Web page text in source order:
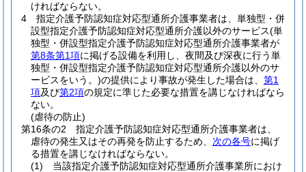
ければならない。
4
指定介護予防認知症対応型通所介護事業者は、単独型・併
設型指定介護予防認知症対応型通所介護以外のサービス(単
独型・併設型指定介護予防認知症対応型通所介護事業者が
第8条第1項に掲げる設備を利用し、夜間及び深夜に行う単
独型・併設型指定介護予防認知症対応型通所介護以外のサ
ービスをいう。)の提供により事故が発生した場合は、 第1
項及び第2項の規定に準じた必要な措置を講じなければなら
ない。
(虐待の防止)
第16条の2
指定介護予防認知症対応型通所介護事業者は、
虐待の発生又はその再発を防止するため、 次の各号に掲げ
る措置を講じなければならない。
(1)
当該指定介護予防認知症対応型通所介護事業所におけ